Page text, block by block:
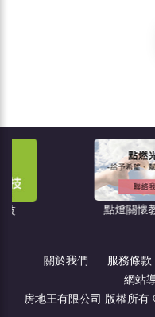
點燈關懷教育協會
關於我們 服務條款
網站
房地王有限公司 版權所有